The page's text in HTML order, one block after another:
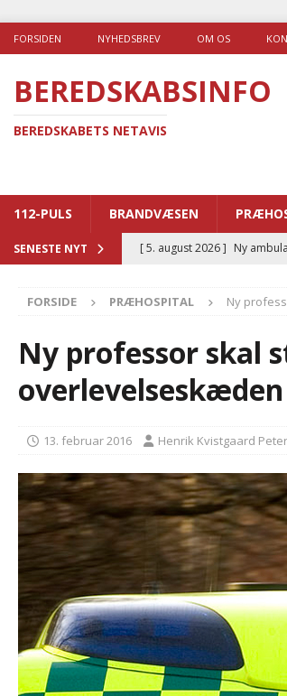
FORSIDEN NYHEDSBREV OM OS
BEREDSKABSINFO
BEREDSKABETS NETAVIS
112-PULS BRANDVÆSEN
SENESTE NYT [ 5. august 2026 ] Ny
BRANDVÆSEN
[ 4. august 2026 ]
Ny
[ 3. august 2026 ]
med at falde
i det offentlige
FORSIDE PRÆHOSPITAL Ny
Ny professor skal
overlevelseskæden
13. februar 2016 Henrik Kvistgaard